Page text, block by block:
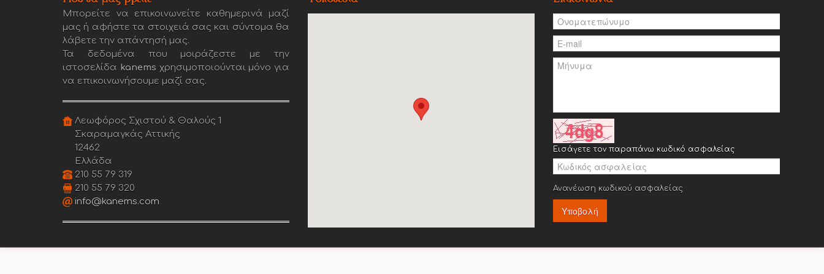
Μπορείτε να επικοινωνείτε καθημερινά μαζί
μας ή αφήστε τα στοιχειά σας και σύντομα θα
λάβετε την απάντησή μας.
Τα δεδομένα που μοιράζεστε με την
ιστοσελίδα kanems χρησιμοποιούνται μόνο για
να επικοινωνήσουμε μαζί σας.
Λεωφόρος Σχιστού & Θαλούς 1
Σκαραμαγκάς Αττικής
12462
Ελλάδα
210 55 79 319
210 55 79 320
info@kanems.com
Εισάγετε τον παραπάνω κωδικό ασφαλείας
Ανανέωση κωδικού ασφαλείας
Υποβολή